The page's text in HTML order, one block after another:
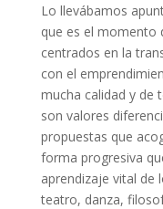
Lo llevábamos
que es el momento
centrados en la
con el
mucha calidad y de
son valores
propuestas que
forma progresiva
aprendizaje vital de
teatro, danza,